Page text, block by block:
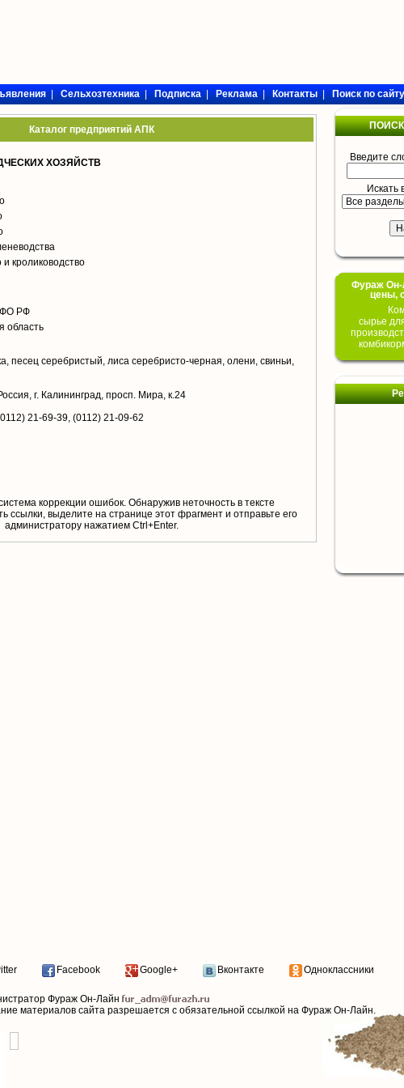
|Сельхозтехника|Подписка|Реклама|Контакты|Поиск по сайту
Каталог предприятий АПК
ХОЗЯЙСТВ
и кролиководство
ФО РФ
область
песец серебристый, лиса серебристо-черная, олени, свиньи,
г. Калининград, просп. Мира, к.24
21-69-39, (0112) 21-09-62
коррекции ошибок. Обнаружив неточность в тексте
ссылки, выделите на странице этот фрагмент и отправьте его
aдминистратору нажатием Ctrl+Enter.
Введите
Искать
Фураж Он-
цены,
сырье
Facebook Google+ Вконтакте Одноклассники
Фураж Он-Лайн
материалов сайта разрешается с обязательной ссылкой на Фураж Он-Лайн.